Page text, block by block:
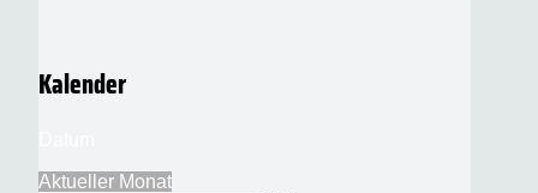
Kalender
Aktueller Monat